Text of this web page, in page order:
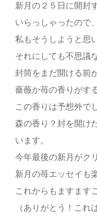
新月の２５日に開封
いらっしゃったので、
私もそうしようと思
それにしても不思議
封筒をまだ開ける前
薔薇か苺の香りがす
この香りは予想外で
森の香り？封を開け
います。
今年最後の新月がク
新月の苺エッセイも
これからもますます
（ありがとう！こ